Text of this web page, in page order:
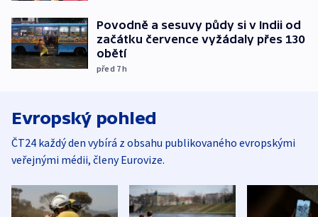
Povodně a sesuvy půdy si v Indii od
začátku července vyžádaly přes 130
obětí
před 7h
Evropský pohled
ČT24 každý den vybírá z obsahu publikovaného evropskými
veřejnými médii, členy Eurovize.